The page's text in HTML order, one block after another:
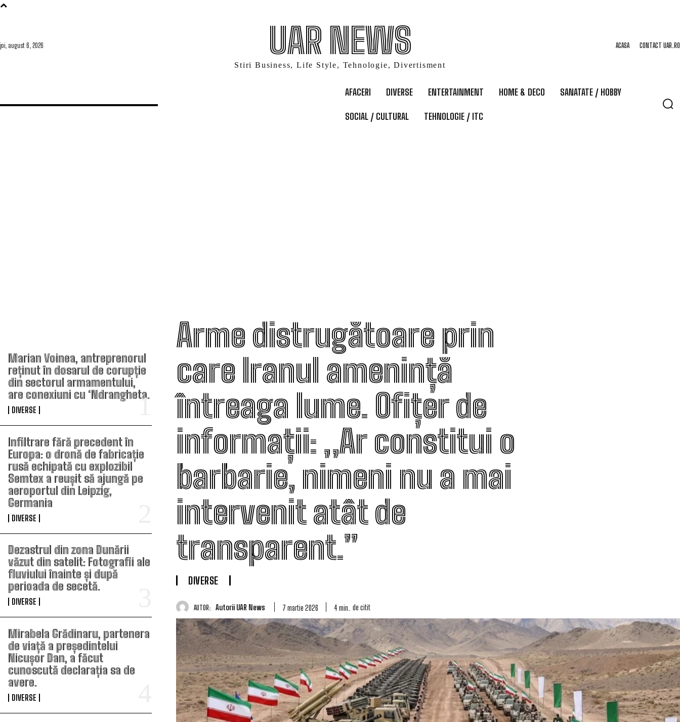
joi, august 6, 2026 UAR NEWS
Stiri Business, Life Style, Tehnologie, Divertisment
ACASA CONTACT UAR.RO
AFACERI DIVERSE ENTERTAINMENT HOME & DECO SANATATE / HOBBY
SOCIAL / CULTURAL TEHNOLOGIE / ITC
Marian Voinea, antreprenorul
reținut în dosarul de corupție
din sectorul armamentului,
are conexiuni cu ‘Ndrangheta.
DIVERSE
Infiltrare fără precedent în
Europa: o dronă de fabricație
rusă echipată cu explozibil
Semtex a reușit să ajungă pe
aeroportul din Leipzig,
Germania
DIVERSE
Dezastrul din zona Dunării
văzut din satelit: Fotografii ale
fluviului înainte și după
perioada de secetă.
DIVERSE
Mirabela Grădinaru, partenera
de viață a președintelui
Nicușor Dan, a făcut
cunoscută declarația sa de
avere.
DIVERSE
Arme distrugătoare prin
care Iranul amenință
întreaga lume. Ofițer de
informații: „Ar constitui o
barbarie, nimeni nu a mai
intervenit atât de
transparent.”
DIVERSE
AUTOR: Autorii UAR News 7 martie 2026 4 min. de citit